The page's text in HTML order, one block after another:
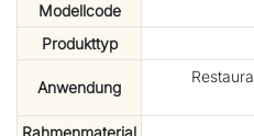
Modellcode
Produkttyp
Anwendung